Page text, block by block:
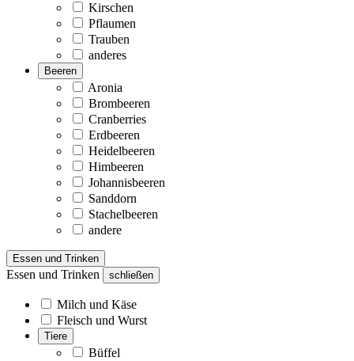
Kirschen
Pflaumen
Trauben
anderes
Beeren
Aronia
Brombeeren
Cranberries
Erdbeeren
Heidelbeeren
Himbeeren
Johannisbeeren
Sanddorn
Stachelbeeren
andere
Essen und Trinken
Essen und Trinken schließen
Milch und Käse
Fleisch und Wurst
Tiere
Büffel